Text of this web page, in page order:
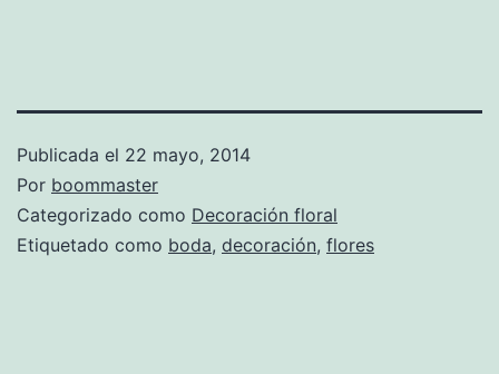
Publicada el 22 mayo, 2014
Por boommaster
Categorizado como Decoración floral
Etiquetado como boda, decoración, flores